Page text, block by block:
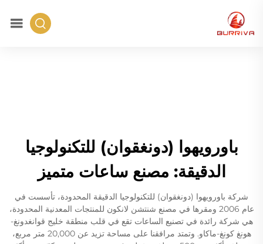
باورويهوا (دونغقوان) للتكنولوجيا
الدقيقة: مصنع ساعات متميز
شركة باورويهوا (دونغقوان) للتكنولوجيا الدقيقة المحدودة، تأسست في
عام 2006 ومقرها في مصنع شنتشن لانكون للمنتجات المعدنية المحدودة،
هي شركة رائدة في تصنيع الساعات تقع في قلب منطقة خليج قوانغدونغ-
هونغ كونغ-ماكاو. وتمتد مرافقنا على مساحة تزيد عن 20,000 متر مربع،